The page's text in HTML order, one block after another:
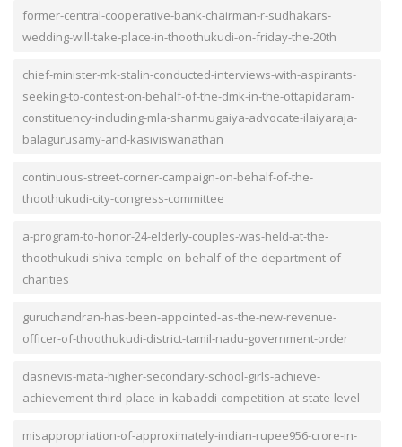
former-central-cooperative-bank-chairman-r-sudhakars-
wedding-will-take-place-in-thoothukudi-on-friday-the-20th
chief-minister-mk-stalin-conducted-interviews-with-aspirants-
seeking-to-contest-on-behalf-of-the-dmk-in-the-ottapidaram-
constituency-including-mla-shanmugaiya-advocate-ilaiyaraja-
balagurusamy-and-kasiviswanathan
continuous-street-corner-campaign-on-behalf-of-the-
thoothukudi-city-congress-committee
a-program-to-honor-24-elderly-couples-was-held-at-the-
thoothukudi-shiva-temple-on-behalf-of-the-department-of-
charities
guruchandran-has-been-appointed-as-the-new-revenue-
officer-of-thoothukudi-district-tamil-nadu-government-order
dasnevis-mata-higher-secondary-school-girls-achieve-
achievement-third-place-in-kabaddi-competition-at-state-level
misappropriation-of-approximately-indian-rupee956-crore-in-